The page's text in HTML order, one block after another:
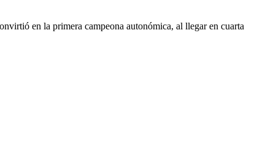
en la primera campeona autonómica, al llegar en cuarta